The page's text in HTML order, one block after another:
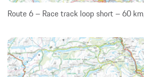
Route 6 – Race track loop short – 60